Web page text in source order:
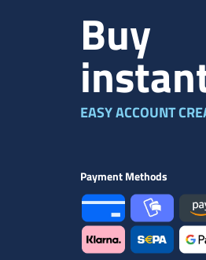
Buy
EASY ACCOUNT
Payment Methods